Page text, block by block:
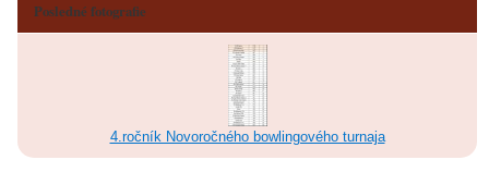
Posledné fotografie
4.ročník Novoročného bowlingového turnaja